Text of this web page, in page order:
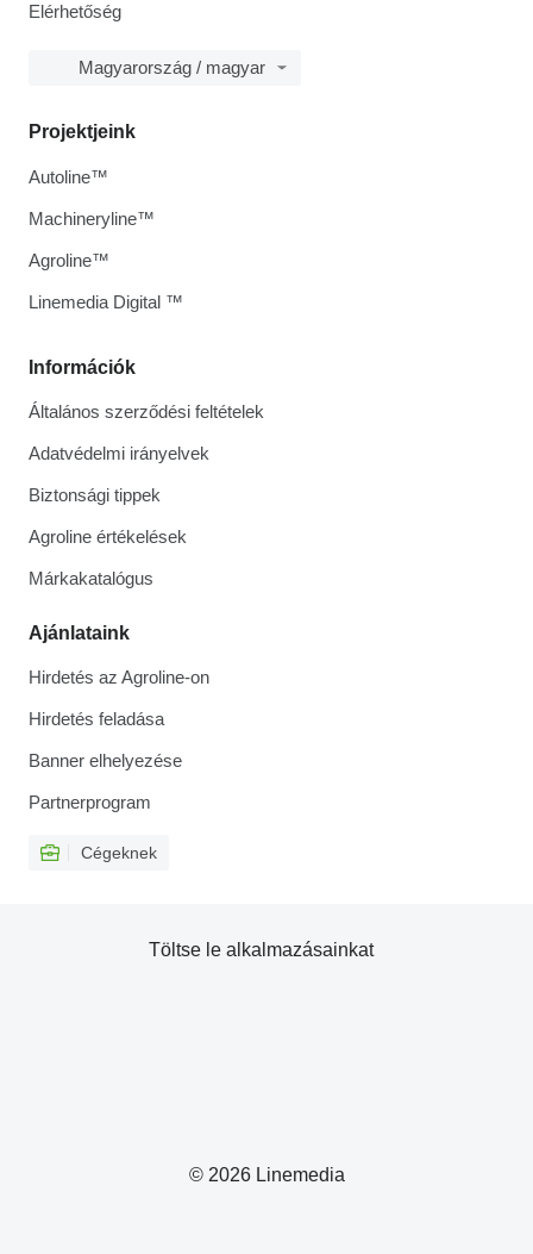
Elérhetőség
Magyarország / magyar
Információk
Általános szerződési feltételek
Adatvédelmi irányelvek
Biztonsági tippek
Agroline értékelések
Márkakatalógus
Ajánlataink
Hirdetés az Agroline-on
Hirdetés feladása
Banner elhelyezése
Partnerprogram
Cégeknek
Projektjeink
Autoline™
Machineryline™
Agroline™
Linemedia Digital ™
© 2026 Linemedia
Töltse le alkalmazásainkat